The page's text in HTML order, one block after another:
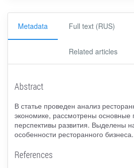
Metadata Full text (RUS)
Related articles
Abstract
В статье проведен анализ
экономике, рассмотрены основные
перспективы развития. Выделены
особенности ресторанного бизнеса.
References